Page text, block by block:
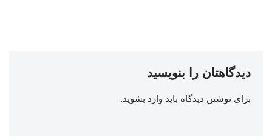
دیدگاهتان را بنویسید
برای نوشتن دیدگاه باید وارد بشوید.